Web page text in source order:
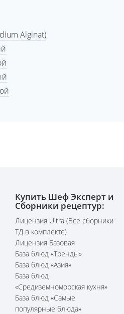
Alginat)
Купить Шеф Эксперт и
Сборники рецептур:
Лицензия Ultra (Все сборники
ТД в комплекте)
Лицензия Базовая
База блюд «Тренды»
База блюд «Азия»
База блюд
«Средиземноморская кухня»
База блюд «Самые
популярные блюда»